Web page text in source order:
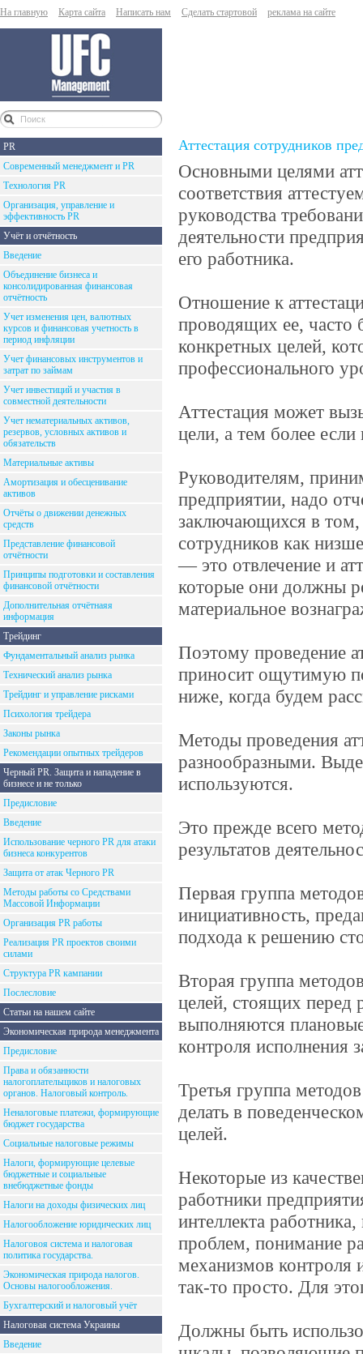
На главную Карта сайта Написать нам Сделать стартовой реклама на сайте
PR
Современный менеджмент и PR
Технология PR
Организация, управление и
эффективность PR
Учёт и отчётность
Введение
Объединение бизнеса и
консолидированная финансовая
отчётность
Учет изменения цен, валютных
курсов и финансовая учетность в
период инфляции
Учет финансовых инструментов и
затрат по займам
Учет инвестиций и участия в
совместной деятельности
Учет нематериальных активов,
резервов, условных активов и
обязательств
Материальные активы
Амортизация и обесценивание
активов
Отчёты о движении денежных
средств
Представление финансовой
отчётности
Принципы подготовки и составления
финансовой отчётности
Дополнительная отчётнаяя
информация
Трейдинг
Фундаментальный анализ рынка
Технический анализ рынка
Трейдинг и управление рисками
Психология трейдера
Законы рынка
Рекомендации опытных трейдеров
Черный PR. Защита и нападение в
бизнесе и не только
Предисловие
Введение
Использование черного PR для атаки
бизнеса конкурентов
Защита от атак Черного PR
Методы работы со Средствами
Массовой Информации
Организация PR работы
Реализация PR проектов своими
силами
Структура PR кампании
Послесловие
Статьи на нашем сайте
Экономическая природа менеджмента
Предисловие
Права и обязанности
налогоплательщиков и налоговых
органов. Налоговый контроль.
Неналоговые платежи, формирующие
бюджет государства
Социальные налоговые режимы
Налоги, формирующие целевые
бюджетные и социальные
внебюджетные фонды
Налоги на доходы физических лиц
Налогообложение юридических лиц
Налоговоя система и налоговая
политика государства.
Экономическая природа налогов.
Основы налогообложения.
Бухгалтерский и налоговый учёт
Налоговая система Украины
Введение
Аттестация сотрудников
Основными целями
соответствия
руководства
деятельности
его работника.
Отношение к
проводящих ее, часто
конкретных целей,
профессионального
Аттестация может
цели, а тем более если
Руководителям,
предприятии, надо
заключающихся в том,
сотрудников как
— это отвлечение и
которые они должны
материальное
Поэтому проведение
приносит ощутимую
ниже, когда будем
Методы проведения
разнообразными.
используются.
Это прежде всего
результатов
Первая группа
инициативность,
подхода к решению
Вторая группа
целей, стоящих перед
выполняются
контроля исполнения
Третья группа
делать в
целей.
Некоторые из
работники
интеллекта
проблем, понимание
механизмов контроля
так-то просто. Для
Должны быть